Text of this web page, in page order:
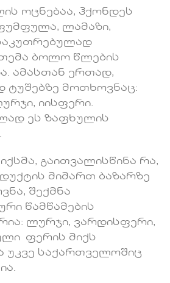
ოცნებაა, ჰქონდეს
ლამაზი,
ბოლო წლების
ამასთან ერთად,
ტუშებზე მოთხოვნაც:
იისფერი.
ეს ზაფხულის
გაითვალისწინა რა,
მიმართ ბაზარზე
შექმნა
წამწამების
ლურჯი, ვარდისფერი,
ფერის მიქს
უკვე საქართველოშიც